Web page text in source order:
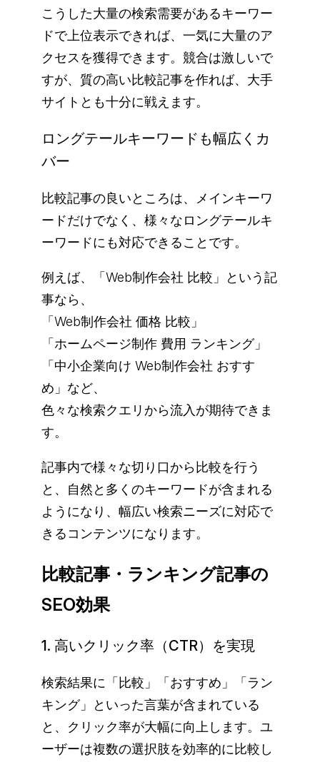
こうした大量の検索需要があるキーワー
ドで上位表示できれば、一気に大量のア
クセスを獲得できます。競合は激しいで
すが、質の高い比較記事を作れば、大手
サイトとも十分に戦えます。
ロングテールキーワードも幅広くカ
バー
比較記事の良いところは、メインキーワ
ードだけでなく、様々なロングテールキ
ーワードにも対応できることです。
例えば、「Web制作会社 比較」という記
事なら、
「Web制作会社 価格 比較」
「ホームページ制作 費用 ランキング」
「中小企業向け Web制作会社 おすす
め」など、
色々な検索クエリから流入が期待できま
す。
記事内で様々な切り口から比較を行う
と、自然と多くのキーワードが含まれる
ようになり、幅広い検索ニーズに対応で
きるコンテンツになります。
比較記事・ランキング記事の
SEO効果
1. 高いクリック率（CTR）を実現
検索結果に「比較」「おすすめ」「ラン
キング」といった言葉が含まれている
と、クリック率が大幅に向上します。ユ
ーザーは複数の選択肢を効率的に比較し